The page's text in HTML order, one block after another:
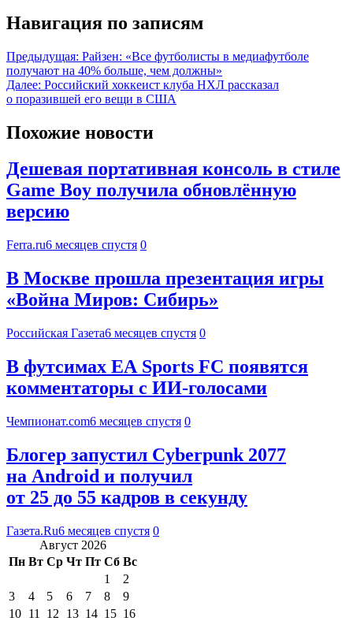
Навигация по записям
Предыдущая: Райзен: «Все футболисты в медиафутболе
получают на 40% больше, чем должны»
Далее: Российский хоккеист клуба НХЛ рассказал
о поразившей его вещи в США
Похожие новости
Дешевая портативная консоль в стиле
Game Boy получила обновлённую
версию
Ferra.ru6 месяцев спустя 0
В Москве прошла презентация игры
«Война Миров: Сибирь»
Российская Газета6 месяцев спустя 0
В футсимах EA Sports FC появятся
комментаторы с ИИ-голосами
Чемпионат.com6 месяцев спустя 0
Блогер запустил Cyberpunk 2077
на Android и получил
от 25 до 55 кадров в секунду
Газета.Ru6 месяцев спустя 0
Август 2026
Пн Вт Ср Чт Пт Сб Вс
1
2
3
4 5 6 7 8
9
10 11 12 13 14 15 16